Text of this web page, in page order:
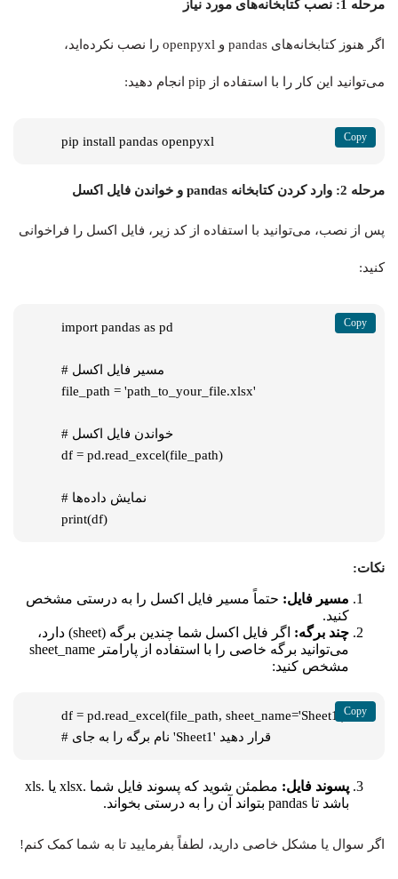
مرحله 1: نصب کتابخانه‌های مورد نیاز
اگر هنوز کتابخانه‌های pandas و openpyxl را نصب نکرده‌اید،
می‌توانید این کار را با استفاده از pip انجام دهید:
pip install pandas openpyxl
مرحله 2: وارد کردن کتابخانه pandas و خواندن فایل اکسل
پس از نصب، می‌توانید با استفاده از کد زیر، فایل اکسل را فراخوانی
کنید:
import pandas as pd
# مسیر فایل اکسل
file_path = 'path_to_your_file.xlsx'
# خواندن فایل اکسل
df = pd.read_excel(file_path)
# نمایش داده‌ها
print(df)
نکات:
مسیر فایل: حتماً مسیر فایل اکسل را به درستی مشخص
کنید.
چند برگه:
اگر فایل اکسل شما چندین برگه (sheet) دارد،
می‌توانید برگه خاصی را با استفاده از پارامتر sheet_name
مشخص کنید:
df = pd.read_excel(file_path, sheet_name='Sheet1')
# نام برگه را به جای 'Sheet1' قرار دهید
پسوند فایل: مطمئن شوید که پسوند فایل شما .xlsx یا .xls
باشد تا pandas بتواند آن را به درستی بخواند.
اگر سوال یا مشکل خاصی دارید، لطفاً بفرمایید تا به شما کمک کنم!